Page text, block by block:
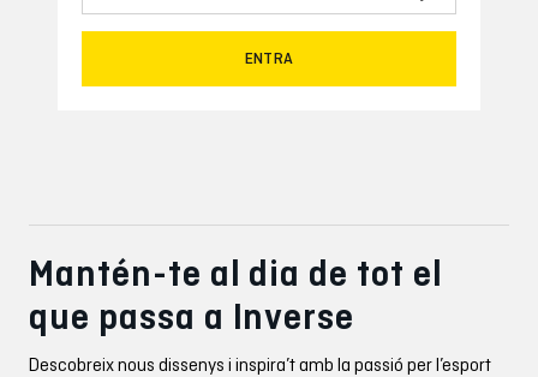
ENTRA
Mantén-te al dia de tot el
que passa a Inverse
Descobreix nous dissenys i inspira’t amb la passió per l’esport